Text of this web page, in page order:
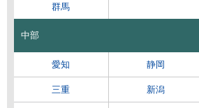
群馬
中部
愛知 静岡
三重 新潟